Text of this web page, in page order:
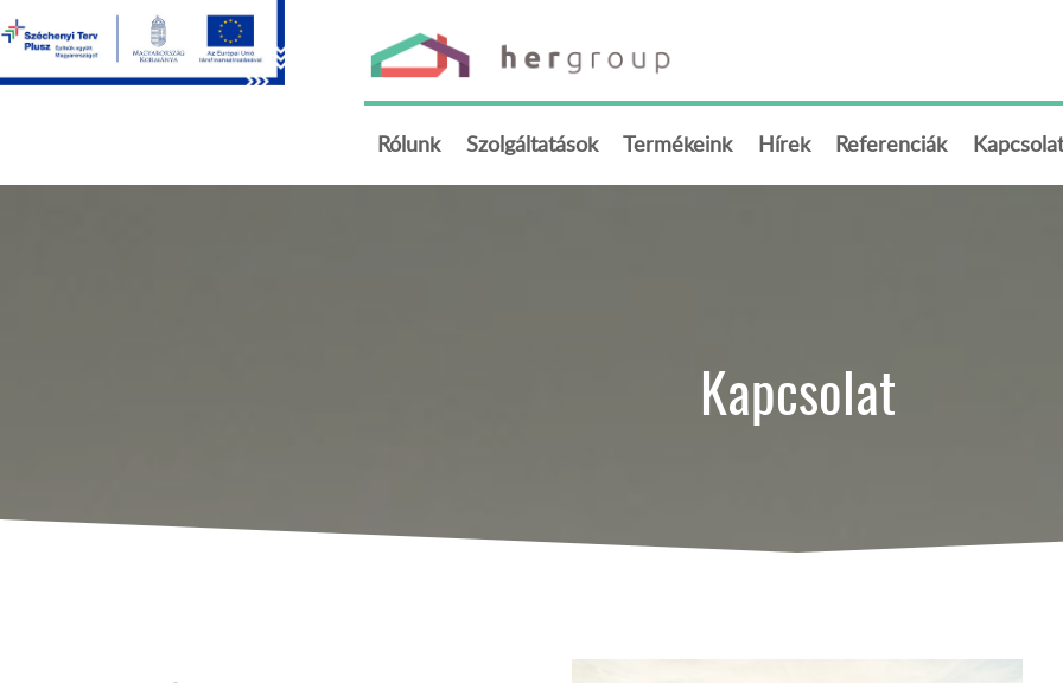
getThemePath() ?>
Rólunk Szolgáltatások Termékeink Hírek Referenciák Kapcsolat
Kapcsolat